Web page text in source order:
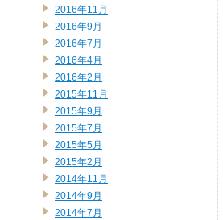
2016年11月
2016年9月
2016年7月
2016年4月
2016年2月
2015年11月
2015年9月
2015年7月
2015年5月
2015年2月
2014年11月
2014年9月
2014年7月